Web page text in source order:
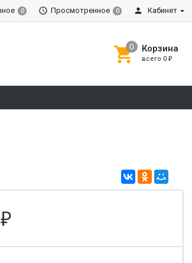
0 Просмотренное 0 Кабинет
Корзина
всего 0 ₽
₽